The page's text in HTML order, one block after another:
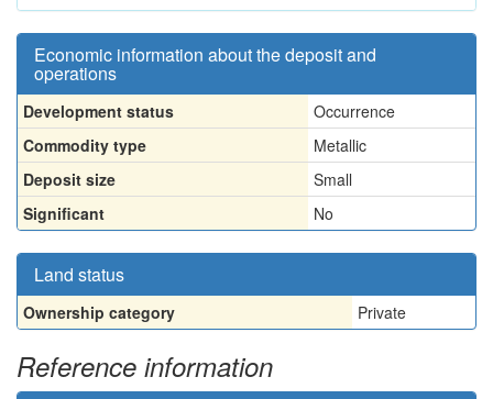
Economic information about the deposit and
operations
Development status
Occurrence
Commodity type
Metallic
Deposit size
Small
Significant
No
Land status
Ownership category Private
Reference information